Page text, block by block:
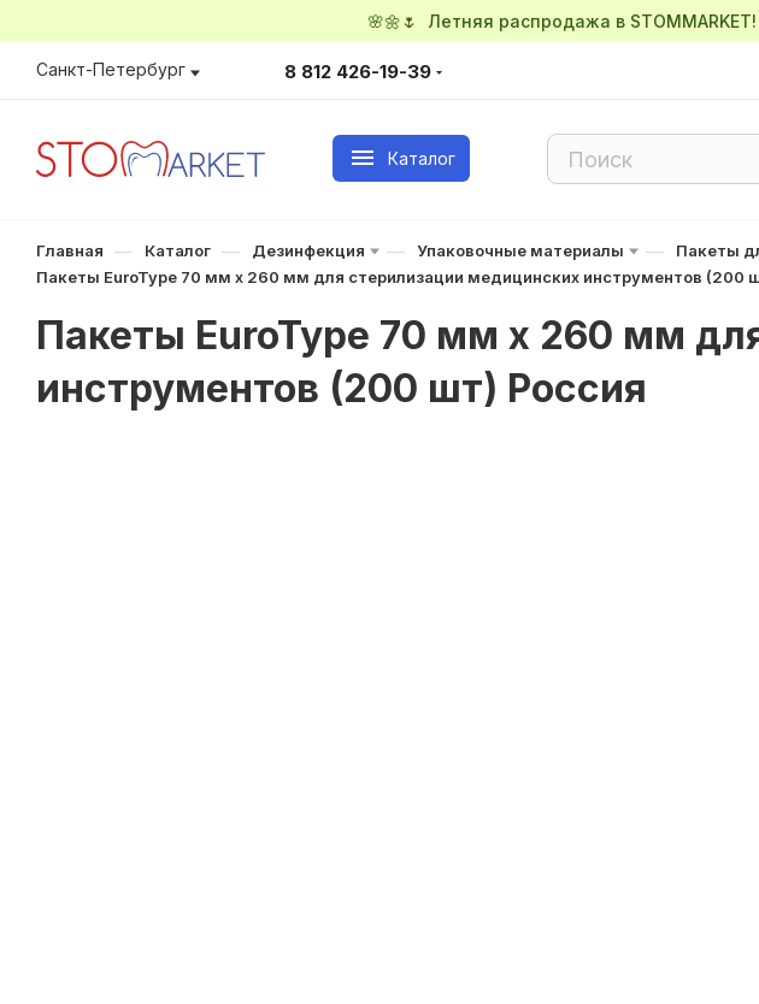
🌸🌼🌷 Летняя распродажа в
Санкт-Петербург 8 812 426-19-39
Каталог
Главная — Каталог — Дезинфекция — Упаковочные материалы — Пакеты
Пакеты EuroType 70 мм х 260 мм для стерилизации медицинских инструментов (200
Пакеты EuroType 70 мм х 260 мм
инструментов (200 шт) Россия